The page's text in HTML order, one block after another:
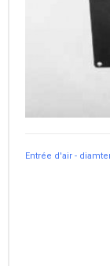
Entrée d'air -